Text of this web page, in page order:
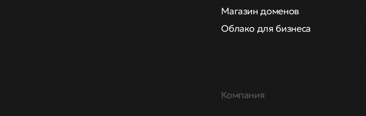
Магазин доменов
Облако для бизнеса
Компания